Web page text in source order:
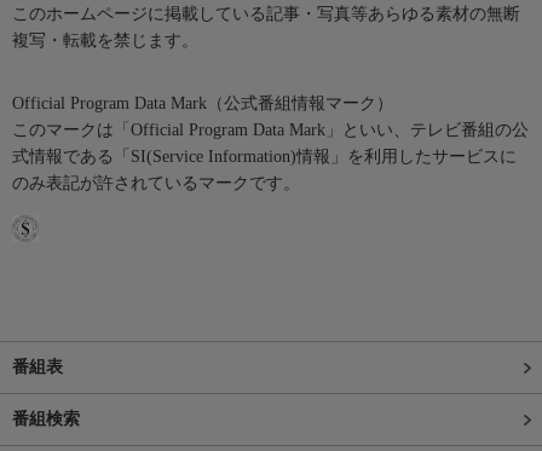
このホームページに掲載している記事・写真等あらゆる素材の無断
複写・転載を禁じます。
Official Program Data Mark（公式番組情報マーク）
このマークは「Official Program Data Mark」といい、テレビ番組の公
式情報である「SI(Service Information)情報」を利用したサービスに
のみ表記が許されているマークです。
番組表
番組検索